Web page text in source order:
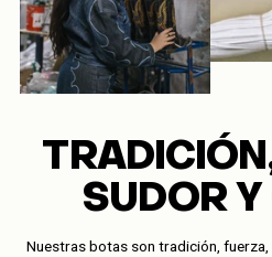
SUDOR
Nuestras botas son tradición, fuerza,